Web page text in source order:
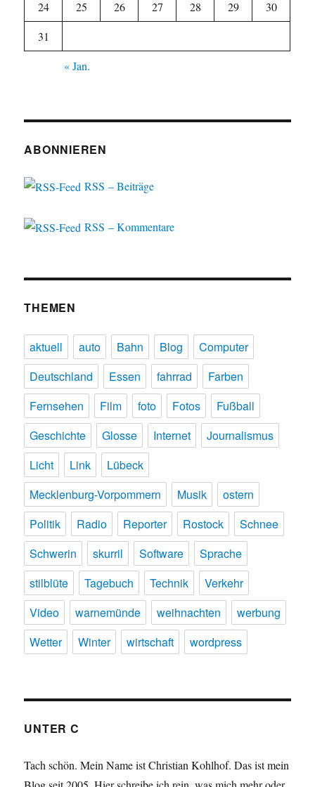
24
25 26 27 28 29
30
31
« Jan.
ABONNIEREN
RSS – Beiträge
RSS – Kommentare
THEMEN
aktuell auto Bahn Blog
Computer
Deutschland
Essen fahrrad
Farben
Fernsehen
Film foto Fotos
Fußball
Geschichte
Glosse Internet
Journalismus
Licht
Link
Lübeck
Mecklenburg-Vorpommern
Musik
ostern
Politik
Radio Reporter Rostock
Schnee
Schwerin
skurril Software
Sprache
stilblüte
Tagebuch Technik
Verkehr
Video
warnemünde weihnachten
werbung
Wetter
Winter wirtschaft wordpress
UNTER C
Tach schön. Mein Name ist Christian Kohlhof. Das ist mein